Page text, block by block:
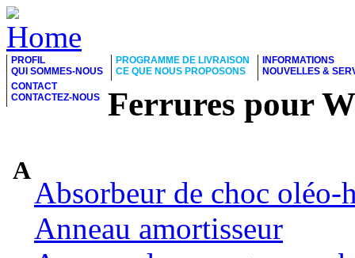
PROFIL
QUI SOMMES-NOUS
PROGRAMME DE LIVRAISON
CE QUE NOUS PROPOSONS
INFORMATIONS
NOUVELLES &
CONTACT
CONTACTEZ-NOUS
Ferrures pour
A
Absorbeur de choc oléo-
Anneau amortisseur